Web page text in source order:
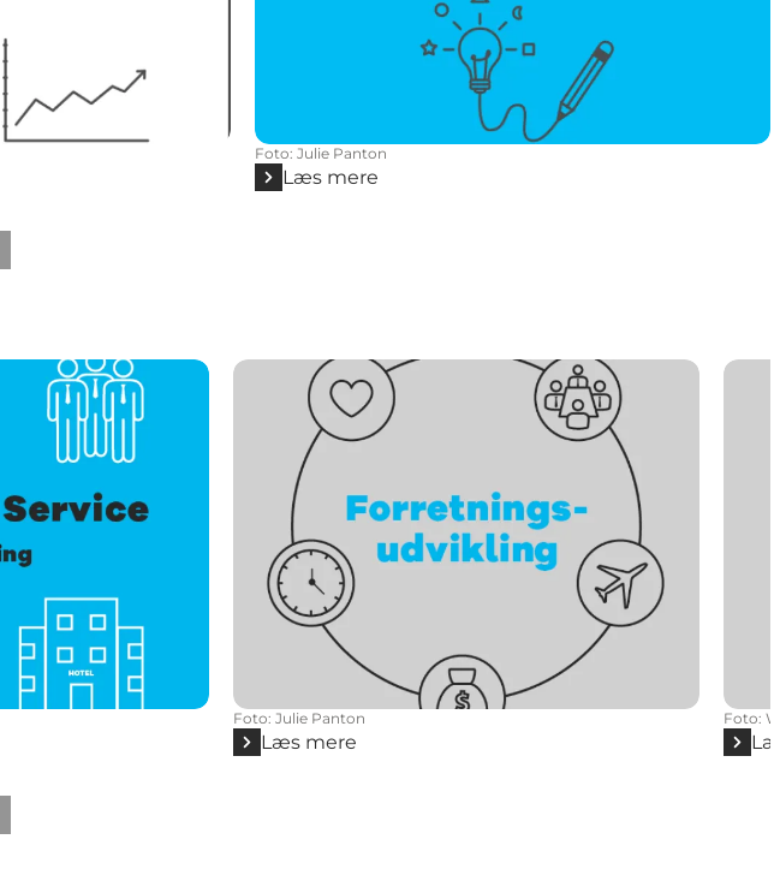
Foto: Julie Panton
Læs mere
Foto: Julie Panton
Læs mere
Foto: